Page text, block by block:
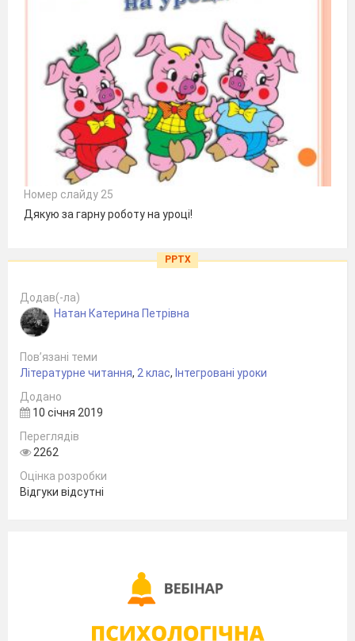
Номер слайду 25
Дякую за гарну роботу на уроці!
PPTX
Додав(-ла)
Натан Катерина Петрівна
Пов’язані теми
Літературне читання, 2 клас, Інтегровані уроки
Додано
10 січня 2019
Переглядів
2262
Оцінка розробки
Відгуки відсутні